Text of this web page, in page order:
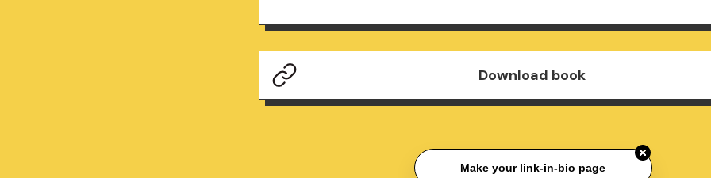
Download book
Make your link-in-bio page